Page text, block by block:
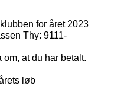
for året 2023
Thy: 9111-
at du har betalt.
løb